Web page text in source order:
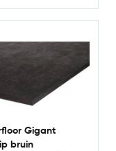
Gigant
bruin